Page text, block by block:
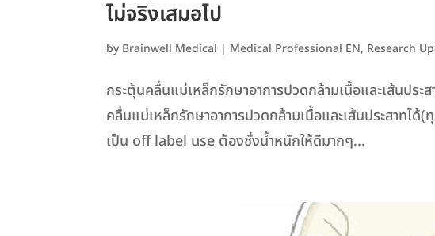
ไม่จริงเสมอไป
by Brainwell Medical | Medical Professional EN, Research
กระตุ้นคลื่นแม่เหล็กรักษาอาการปวดกล้ามเนื้อและเส้นประ
คลื่นแม่เหล็กรักษาอาการปวดกล้ามเนื้อและเส้นประสาทได้
เป็น off label use ต้องชั่งน้ำหนักให้ดีมากๆ...